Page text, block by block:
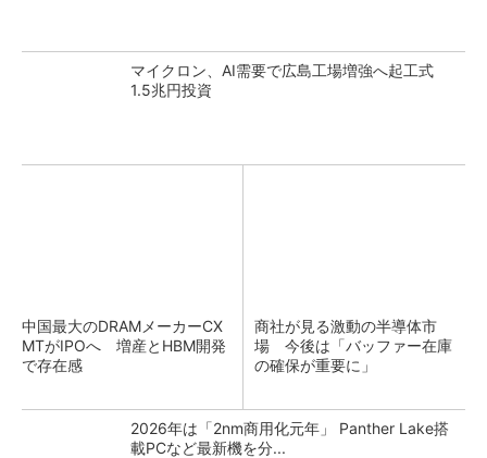
マイクロン、AI需要で広島工場増強へ起工式
1.5兆円投資
中国最大のDRAMメーカーCX
MTがIPOへ 増産とHBM開発
で存在感
商社が見る激動の半導体市
場 今後は「バッファー在庫
の確保が重要に」
2026年は「2nm商用化元年」 Panther Lake搭
載PCなど最新機を分...